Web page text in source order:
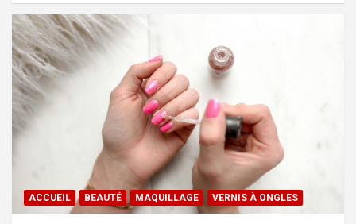
ACCUEIL BEAUTÉ MAQUILLAGE VERNIS À ONGLES